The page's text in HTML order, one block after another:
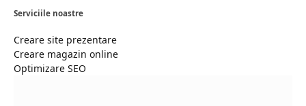
Serviciile noastre
Creare site prezentare
Creare magazin online
Optimizare SEO